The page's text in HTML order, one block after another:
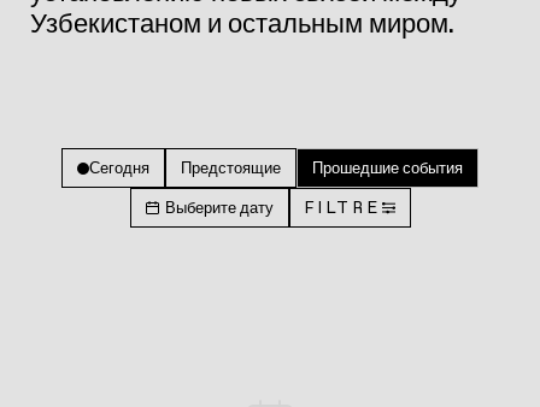
Узбекистаном и остальным миром.
Сегодня Предстоящие Прошедшие события
Выберите дату FILTRE